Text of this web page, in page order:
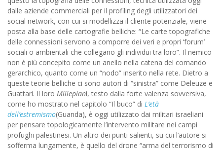
dalle aziende commerciali per il profiling degli utilizzatori dei
social network, con cui si modellizza il cliente potenziale, viene
posta alla base delle cartografie belliche: “Le carte topografiche
delle connessioni servono a comporre dei veri e propri ‘forum’
sociali o ambientali che collegano gli individui tra loro”. Il nemico
non è più concepito come un anello nella catena del comando
gerarchico, quanto come un “nodo” inserito nella rete. Dietro a
queste teorie belliche ci sono autori di “sinistra” come Deleuze e
Guattari. Il loro Millepiani, testo dalla forte valenza sovversiva,
come ho mostrato nel capitolo “Il buco” di L’età
dell’estremismo(Guanda), è oggi utilizzato dai militari israeliani
per pensare topologicamente l’intervento militare nei campi
profughi palestinesi. Un altro dei punti salienti, su cui l’autore si
sofferma lungamente, è quello del drone “arma del terrorismo di